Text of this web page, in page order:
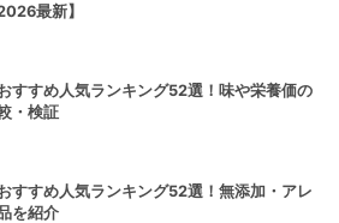
最新】
すすめ人気ランキング52選！味や栄養価の
・検証
すすめ人気ランキング52選！無添加・アレ
を紹介